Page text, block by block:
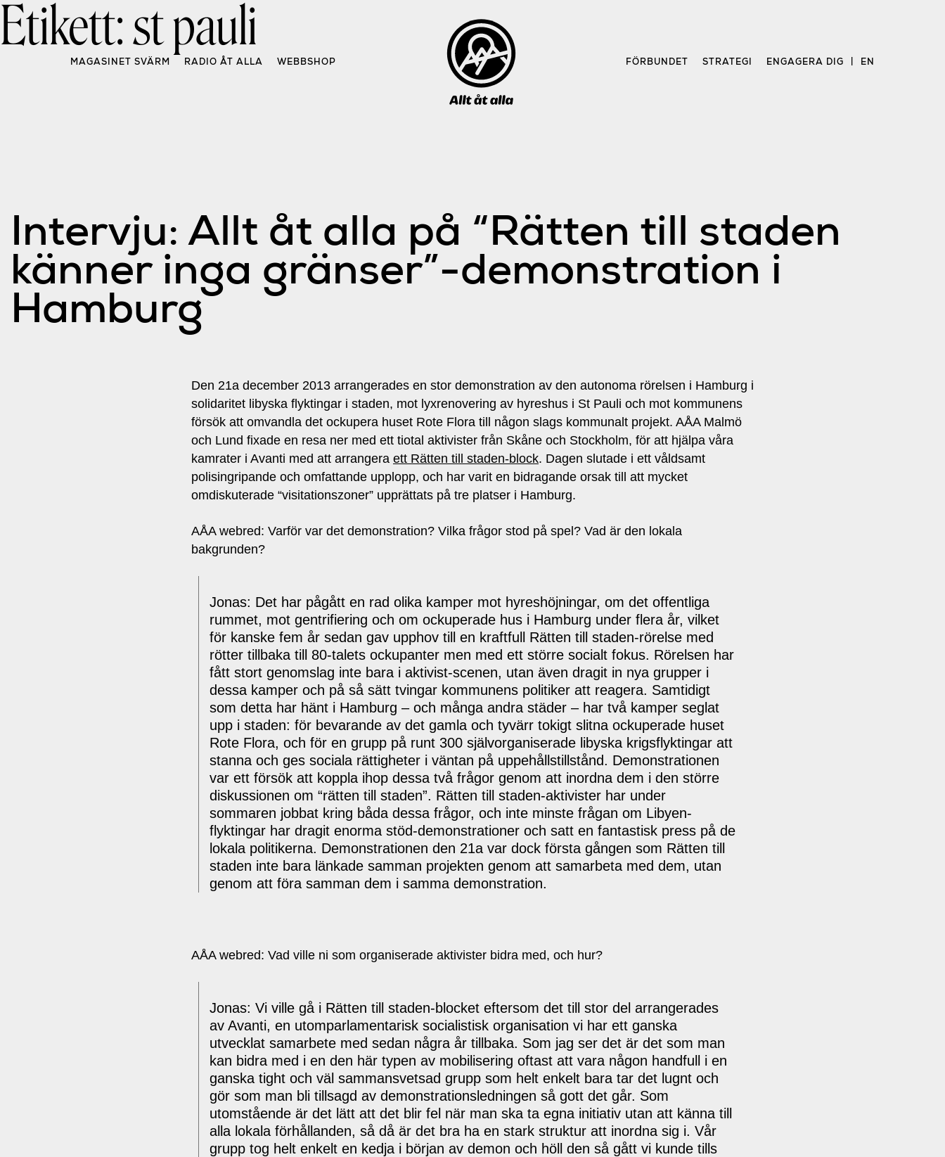
to
MAGASINET SVÄRM RADIO ÅT ALLA WEBBSHOP FÖRBUNDET STRATEGI ENGAGERA DIG EN
Etikett:st pauli
Intervju: Allt åt alla på “Rätten till staden
känner inga gränser”-demonstration i
Hamburg
Den 21a december 2013 arrangerades en stor demonstration av den autonoma rörelsen i Hamburg i
solidaritet libyska flyktingar i staden, mot lyxrenovering av hyreshus i St Pauli och mot kommunens
försök att omvandla det ockupera huset Rote Flora till någon slags kommunalt projekt. AÅA Malmö
och Lund fixade en resa ner med ett tiotal aktivister från Skåne och Stockholm, för att hjälpa våra
kamrater i Avanti med att arrangera ett Rätten till staden-block. Dagen slutade i ett våldsamt
polisingripande och omfattande upplopp, och har varit en bidragande orsak till att mycket
omdiskuterade “visitationszoner” upprättats på tre platser i Hamburg.
AÅA webred: Varför var det demonstration? Vilka frågor stod på spel? Vad är den lokala
bakgrunden?
Jonas: Det har pågått en rad olika kamper mot hyreshöjningar, om det offentliga
rummet, mot gentrifiering och om ockuperade hus i Hamburg under flera år, vilket
för kanske fem år sedan gav upphov till en kraftfull Rätten till staden-rörelse med
rötter tillbaka till 80-talets ockupanter men med ett större socialt fokus. Rörelsen har
fått stort genomslag inte bara i aktivist-scenen, utan även dragit in nya grupper i
dessa kamper och på så sätt tvingar kommunens politiker att reagera. Samtidigt
som detta har hänt i Hamburg – och många andra städer – har två kamper seglat
upp i staden: för bevarande av det gamla och tyvärr tokigt slitna ockuperade huset
Rote Flora, och för en grupp på runt 300 självorganiserade libyska krigsflyktingar att
stanna och ges sociala rättigheter i väntan på uppehållstillstånd. Demonstrationen
var ett försök att koppla ihop dessa två frågor genom att inordna dem i den större
diskussionen om “rätten till staden”. Rätten till staden-aktivister har under
sommaren jobbat kring båda dessa frågor, och inte minste frågan om Libyen-
flyktingar har dragit enorma stöd-demonstrationer och satt en fantastisk press på de
lokala politikerna. Demonstrationen den 21a var dock första gången som Rätten till
staden inte bara länkade samman projekten genom att samarbeta med dem, utan
genom att föra samman dem i samma demonstration.
AÅA webred: Vad ville ni som organiserade aktivister bidra med, och hur?
Jonas: Vi ville gå i Rätten till staden-blocket eftersom det till stor del arrangerades
av Avanti, en utomparlamentarisk socialistisk organisation vi har ett ganska
utvecklat samarbete med sedan några år tillbaka. Som jag ser det är det som man
kan bidra med i en den här typen av mobilisering oftast att vara någon handfull i en
ganska tight och väl sammansvetsad grupp som helt enkelt bara tar det lugnt och
gör som man bli tillsagd av demonstrationsledningen så gott det går. Som
utomstående är det lätt att det blir fel när man ska ta egna initiativ utan att känna till
alla lokala förhållanden, så då är det bra ha en stark struktur att inordna sig i. Vår
grupp tog helt enkelt en kedja i början av demon och höll den så gått vi kunde tills